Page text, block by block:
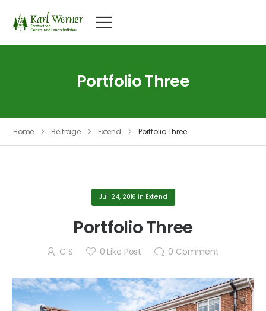
Portfolio Three
Home Beiträge Extend Portfolio Three
Juli 24, 2016 in Extend
Portfolio Three
C S 0 Like Post 0 Comment